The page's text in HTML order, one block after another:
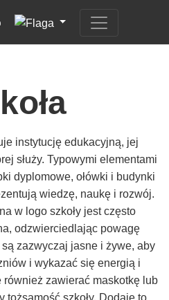
instytucję edukacyjną, jej
służy. Typowymi elementami
dyplomowe, ołówki i budynki
wiedzę, naukę i rozwój.
w logo szkoły jest często
odzwierciedlając powagę
zazwyczaj jasne i żywe, aby
i wykazać się energią i
również zawierać maskotkę lub
tożsamość szkoły. Dodaje to